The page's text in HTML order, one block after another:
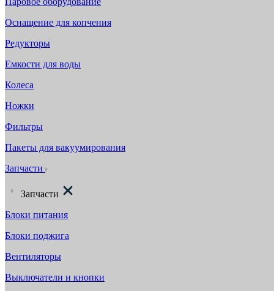
Оснащение для копчения
Редукторы
Емкости для воды
Колеса
Ножки
Фильтры
Пакеты для вакуумирования
Запчасти
Запчасти
Блоки питания
Блоки поджига
Вентиляторы
Выключатели и кнопки